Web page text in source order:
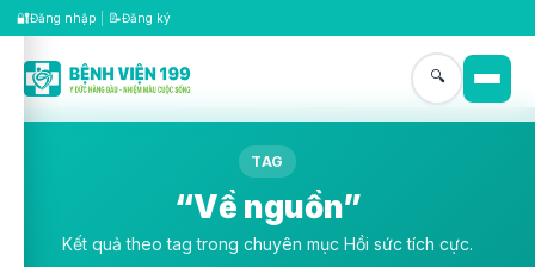
🔐Đăng nhập 📝Đăng ký
🔍
TAG
“Về nguồn”
Kết quả theo tag trong chuyên mục Hồi sức tích cực.